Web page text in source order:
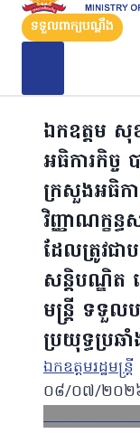
ទទួលពាក្យបណ្តឹង
ឯកឧត្ដម សុ
អធិការកិច្
ក្រសួងអធិក
វិញ្ញាណក្ខន្
ដែលត្រូវជា
សន្តិបណ្ឌិត
មន្ត្រី ទទួលប
ប្រយុទ្ធប្រ
ឯកឧត្ដមរដ្ឋមន្ត្រី
០៨/០៧/២០២
FacebookX